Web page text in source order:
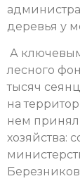
деревья у
А
лесного
тысяч
на
нем
хозяйства: